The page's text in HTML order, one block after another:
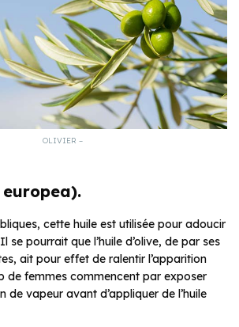
OLIVIER –
cette huile est utilisée pour adoucir
se pourrait que l’huile d’olive, de par ses
ait pour effet de ralentir l’apparition
de femmes commencent par exposer
de vapeur avant d’appliquer de l’huile